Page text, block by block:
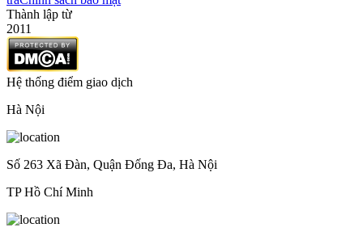
Thành lập từ
2011
Hệ thống điểm giao dịch
Hà Nội
Số 263 Xã Đàn, Quận Đống Đa, Hà Nội
TP Hồ Chí Minh